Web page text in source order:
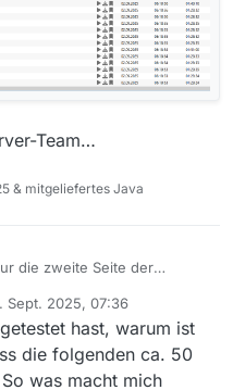
Team…
& mitgeliefertes Java
die zweite Seite der
auch andere Sender zeigen
Sept. 2025, 07:36
von
hast, warum ist
die folgenden ca. 50
was macht mich